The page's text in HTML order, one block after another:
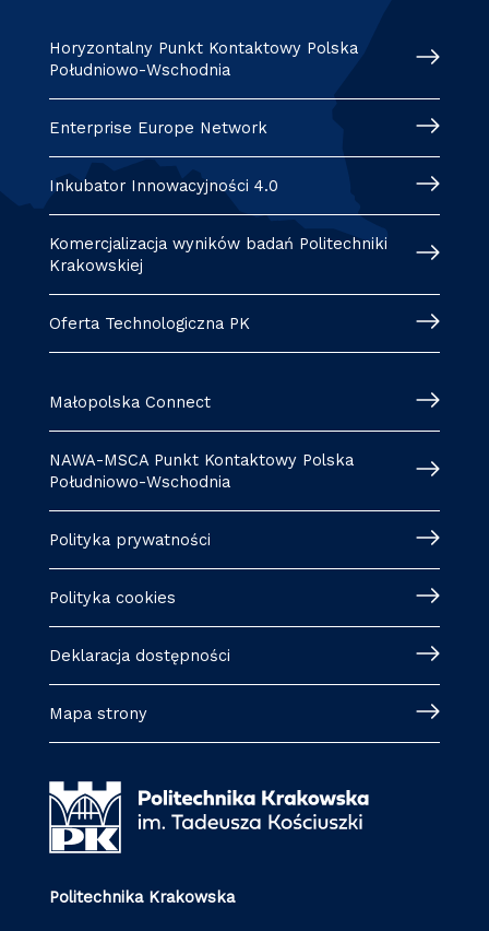
Horyzontalny Punkt Kontaktowy Polska
Południowo-Wschodnia
Enterprise Europe Network
Inkubator Innowacyjności 4.0
Komercjalizacja wyników badań Politechniki
Krakowskiej
Oferta Technologiczna PK
Małopolska Connect
NAWA-MSCA Punkt Kontaktowy Polska
Południowo-Wschodnia
Polityka prywatności
Polityka cookies
Deklaracja dostępności
Mapa strony
Politechnika Krakowska